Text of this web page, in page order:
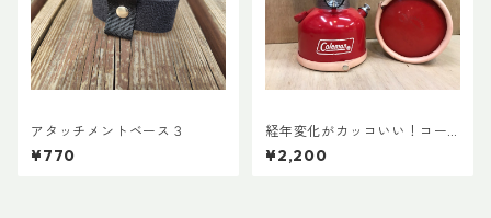
アタッチメントベース３
¥770
経年変化がカッコいい！コー
ルマン・ランタン用ボトムレ
ザーカバー135mm
¥2,200